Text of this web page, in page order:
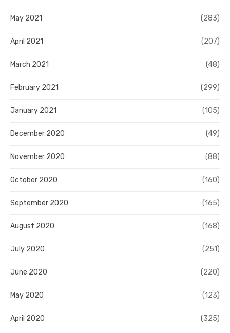
May 2021 (283)
April 2021 (207)
March 2021 (48)
February 2021 (299)
January 2021 (105)
December 2020 (49)
November 2020 (88)
October 2020 (160)
September 2020 (165)
August 2020 (168)
July 2020 (251)
June 2020 (220)
May 2020 (123)
April 2020 (325)